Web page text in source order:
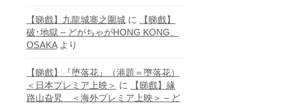
【睇戲】九龍城寨之圍城 に
【睇戲】
破･地獄 – どがちゃがHONG KONG、
OSAKAより
【睇戲】『堕落花』（港題＝墮落花）
＜日本プレミア上映＞ に
【睇戲】緣
路山旮旯 ＜海外プレミア上映＞ – ど